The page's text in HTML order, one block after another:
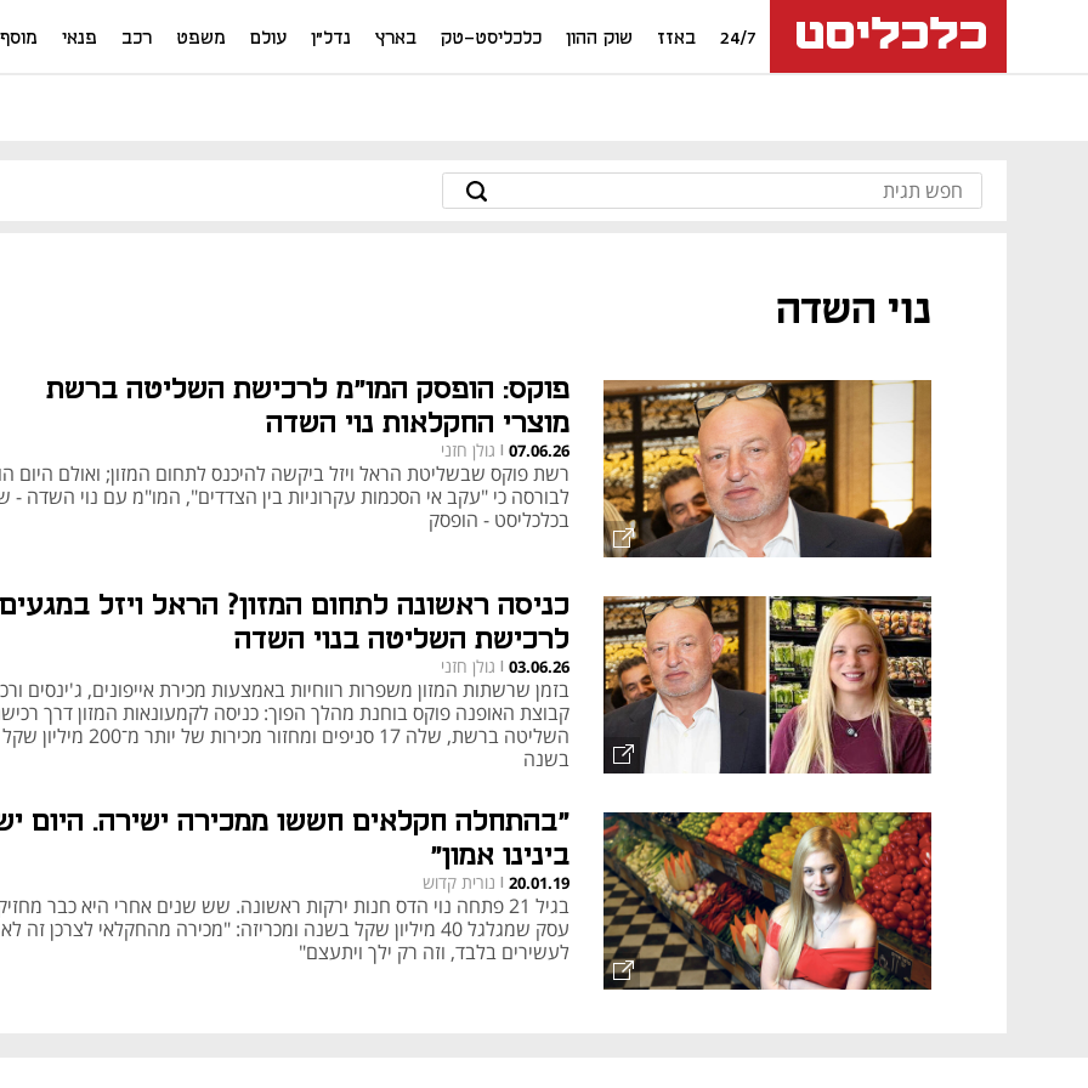
24/7 באזז שוק ההון כלכליסט-טק בארץ נדל"ן עולם משפט רכב פנאי מוסף
נוי השדה
פוקס: הופסק המו"מ לרכישת השליטה ברשת
מוצרי החקלאות נוי השדה
07.06.26
| גולן חזני
רשת פוקס שבשליטת הראל ויזל ביקשה להיכנס לתחום המזון; ואולם היום
לבורסה כי "עקב אי הסכמות עקרוניות בין הצדדים", המו"מ עם נוי השדה
בכלכליסט - הופסק
כניסה ראשונה לתחום המזון? הראל ויזל במגעים
לרכישת השליטה בנוי השדה
03.06.26
| גולן חזני
בזמן שרשתות המזון משפרות רווחיות באמצעות מכירת אייפונים, ג'ינסים
קבוצת האופנה פוקס בוחנת מהלך הפוך: כניסה לקמעונאות המזון דרך
השליטה ברשת, שלה 17 סניפים ומחזור מכירות של יותר מ־200 מיליון שקל
בשנה
"בהתחלה חקלאים חששו ממכירה ישירה. היום
בינינו אמון"
20.01.19
| נורית קדוש
בגיל 21 פתחה נוי הדס חנות ירקות ראשונה. שש שנים אחרי היא כבר
עסק שמגלגל 40 מיליון שקל בשנה ומכריזה: "מכירה מהחקלאי לצרכן זה לא
לעשירים בלבד, וזה רק ילך ויתעצם"